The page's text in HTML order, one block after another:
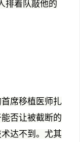
排着队敲他的
席移植医师扎
否让被截断的
达不到。尤其